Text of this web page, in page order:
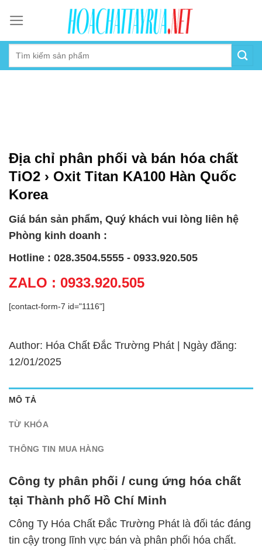
content
Địa chỉ phân phối và bán hóa chất
TiO2 › Oxit Titan KA100 Hàn Quốc
Korea
Giá bán sản phẩm, Quý khách vui lòng liên hệ
Phòng kinh doanh :
Hotline : 028.3504.5555 - 0933.920.505
ZALO : 0933.920.505
[contact-form-7 id="1116"]
Author: Hóa Chất Đắc Trường Phát | Ngày đăng:
12/01/2025
MÔ TẢ
TỪ KHÓA
THÔNG TIN MUA HÀNG
Công ty phân phối / cung ứng hóa chất
tại Thành phố Hồ Chí Minh
Công Ty Hóa Chất Đắc Trường Phát là đối tác đáng
tin cậy trong lĩnh vực bán và phân phối hóa chất.